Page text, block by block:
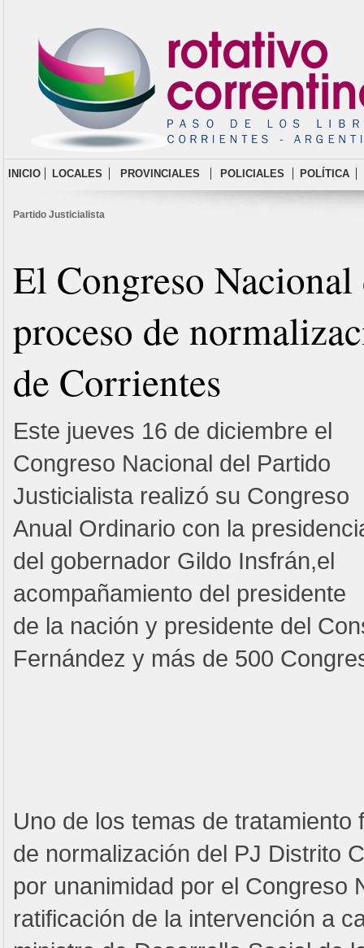
INICIO LOCALES PROVINCIALES POLICIALES POLÍTICA
Partido Justicialista
El Congreso
proceso de
de Corrientes
Este jueves 16 de diciembre el
Congreso Nacional del Partido
Justicialista realizó su Congreso
Anual Ordinario con la
del gobernador Gildo Insfrán,el
acompañamiento del presidente
de la nación y presidente del
Fernández y más de 500
Uno de los temas de
de normalización del PJ Distrito
por unanimidad por el Congreso
ratificación de la intervención a